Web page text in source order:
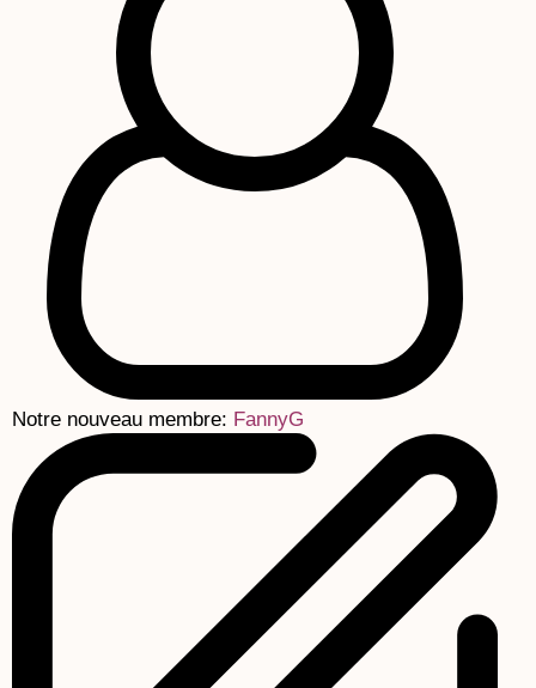
Notre nouveau membre: FannyG